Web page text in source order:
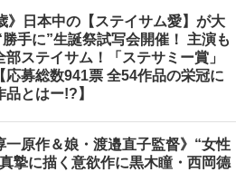
》日本中の【ステイサム愛】が大
手に”生誕祭試写会開催！ 主演も
部ステイサム！「ステサミー賞」
応募総数941票 全54作品の栄冠に
品とはー!?】
一原作＆娘・渡邉直子監督》“女性
摯に描く意欲作に黒木瞳・西岡德